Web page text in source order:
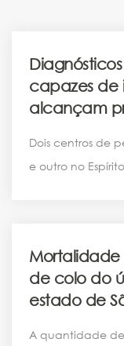
capazes de
alcançam
Dois centros de
e outro no
de colo do
estado de
A quantidade